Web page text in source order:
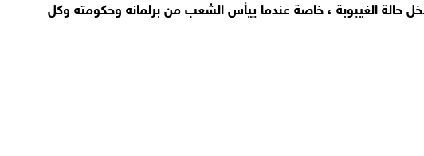
حالة الغيبوبة ، خاصة عندما ييأس الشعب من برلمانه وحكومته وكل